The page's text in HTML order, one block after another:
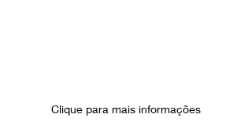
Clique para mais informações